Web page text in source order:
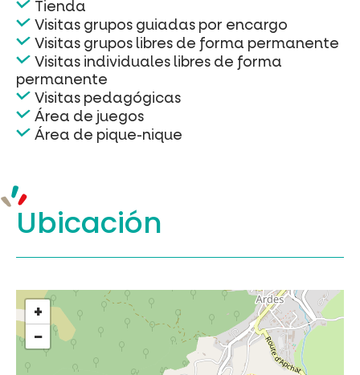
Tienda
Visitas grupos guiadas por encargo
Visitas grupos libres de forma permanente
Visitas individuales libres de forma
permanente
Visitas pedagógicas
Área de juegos
Área de pique-nique
Ubicación
+
−